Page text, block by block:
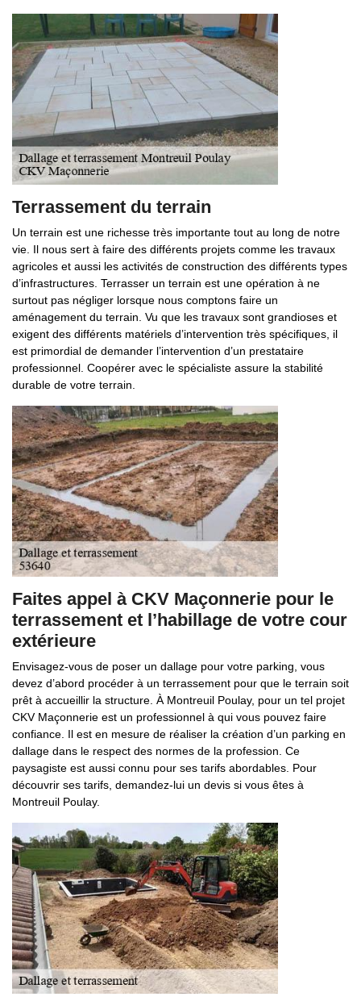
Terrassement du terrain
Un terrain est une richesse très importante tout au long de notre
vie. Il nous sert à faire des différents projets comme les travaux
agricoles et aussi les activités de construction des différents types
d’infrastructures. Terrasser un terrain est une opération à ne
surtout pas négliger lorsque nous comptons faire un
aménagement du terrain. Vu que les travaux sont grandioses et
exigent des différents matériels d’intervention très spécifiques, il
est primordial de demander l’intervention d’un prestataire
professionnel. Coopérer avec le spécialiste assure la stabilité
durable de votre terrain.
Faites appel à CKV Maçonnerie pour le
terrassement et l’habillage de votre cour
extérieure
Envisagez-vous de poser un dallage pour votre parking, vous
devez d’abord procéder à un terrassement pour que le terrain soit
prêt à accueillir la structure. À Montreuil Poulay, pour un tel projet
CKV Maçonnerie est un professionnel à qui vous pouvez faire
confiance. Il est en mesure de réaliser la création d’un parking en
dallage dans le respect des normes de la profession. Ce
paysagiste est aussi connu pour ses tarifs abordables. Pour
découvrir ses tarifs, demandez-lui un devis si vous êtes à
Montreuil Poulay.